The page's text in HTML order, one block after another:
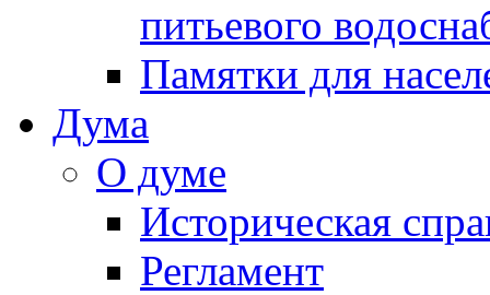
питьевого
Памятки для
Дума
О думе
Историческая
Регламент